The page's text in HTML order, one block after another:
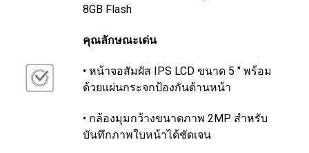
8GB Flash
คุณลักษณะเด่น
• หน้าจอสัมผัส IPS LCD ขนาด 5 " พร้อม
ด้วยแผ่นกระจกป้องกันด้านหน้า
• กล้องมุมกว้างขนาดภาพ 2MP สำหรับ
บันทึกภาพใบหน้าได้ชัดเจน